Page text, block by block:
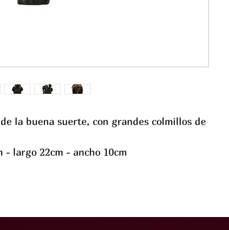
la buena suerte, con grandes colmillos de
- largo 22cm - ancho 10cm